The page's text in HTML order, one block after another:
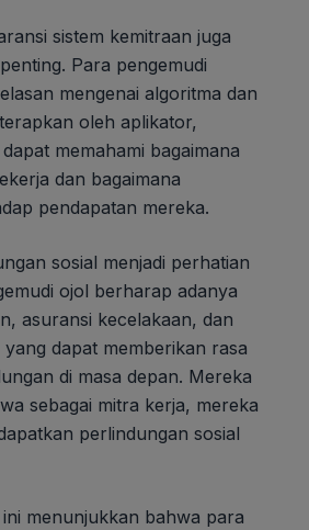
sistem kemitraan juga
Para pengemudi
mengenai algoritma dan
oleh aplikator,
memahami bagaimana
dan bagaimana
pendapatan mereka.
sosial menjadi perhatian
ojol berharap adanya
asuransi kecelakaan, dan
dapat memberikan rasa
di masa depan. Mereka
sebagai mitra kerja, mereka
perlindungan sosial
menunjukkan bahwa para